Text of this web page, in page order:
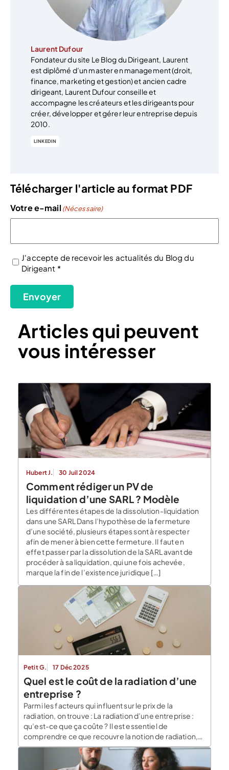
Laurent Dufour
Fondateur du site Le Blog du Dirigeant, Laurent
est diplômé d’un master en management (droit,
finance, marketing et gestion) et ancien cadre
dirigeant, Laurent Dufour conseille et
accompagne les créateurs et les dirigeants pour
créer, développer et gérer leur entreprise depuis
2010.
LINKEDIN
Télécharger l'article au format PDF
Votre e-mail (Nécessaire)
(Nécessaire)
J'accepte de recevoir les actualités du Blog du
Dirigeant *
Envoyer
Articles qui peuvent
vous intéresser
Hubert J. 30 Juil 2024
Comment rédiger un PV de
liquidation d’une SARL ? Modèle
Les différentes étapes de la dissolution-liquidation
dans une SARL Dans l’hypothèse de la fermeture
d’une société, plusieurs étapes sont à respecter
afin de mener à bien cette fermeture. Il faut en
effet passer par la dissolution de la SARL avant de
procéder à sa liquidation, qui une fois achevée,
marque la fin de l’existence juridique […]
Petit G. 17 Déc 2025
Quel est le coût de la radiation d’une
entreprise ?
Parmi les facteurs qui influent sur le prix de la
radiation, on trouve : La radiation d’une entreprise :
qu’est-ce que ça coûte ? Il est essentiel de
comprendre ce que recouvre la notion de radiation,
et savoir la distinguer des autres termes liés à la
fermeture de l’entreprise. Dissolution, liquidation et
radiation : trois étapes […]